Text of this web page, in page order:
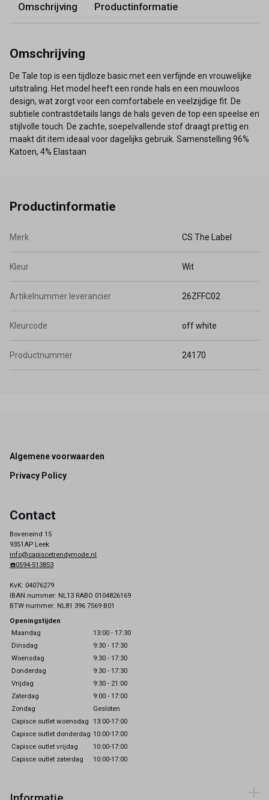
Omschrijving Productinformatie
Omschrijving
De Tale top is een tijdloze basic met een verfijnde en vrouwelijke
uitstraling. Het model heeft een ronde hals en een mouwloos
design, wat zorgt voor een comfortabele en veelzijdige fit. De
subtiele contrastdetails langs de hals geven de top een speelse en
stijlvolle touch. De zachte, soepelvallende stof draagt prettig en
maakt dit item ideaal voor dagelijks gebruik. Samenstelling 96%
Katoen, 4% Elastaan
Productinformatie
Merk CS The Label
Kleur Wit
Artikelnummer leverancier 26ZFFC02
Kleurcode off white
Productnummer 24170
Footer
Algemene voorwaarden
Privacy Policy
Contact
Boveneind 15
9351AP Leek
info@capiscetrendymode.nl
☎️0594-513853
KvK: 04076279
IBAN nummer: NL13 RABO 0104826169
BTW nummer: NL81 396 7569 B01
Openingstijden
Maandag
13:00 - 17:30
Dinsdag
9:30 - 17:30
Woensdag
9:30 - 17:30
Donderdag
9:30 - 17:30
Vrijdag
9:30 - 21:00
Zaterdag
9:00 - 17:00
Zondag
Gesloten
Capisce outlet woensdag 13:00-17:00
Capisce outlet donderdag 10:00-17:00
Capisce outlet vrijdag
10:00-17:00
Capisce outlet zaterdag
10:00-17:00